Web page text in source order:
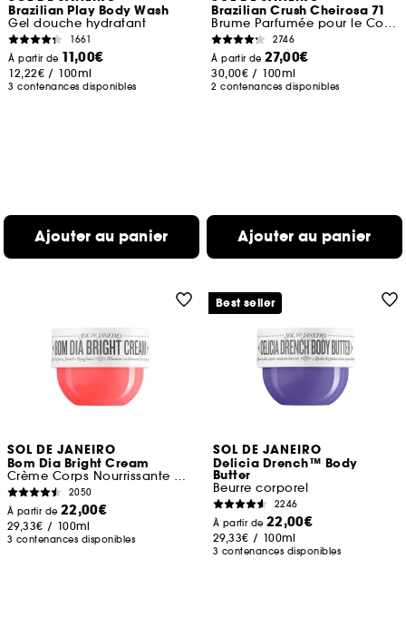
Brazilian Play Body Wash
Gel douche hydratant
1661
À partir de 11,00€
12,22€ / 100ml
3 contenances disponibles
Ajouter au panier
Brazilian Crush Cheirosa 71
Brume Parfumée pour le Corps et les cheveux
2746
À partir de27,00€
30,00€ / 100ml
2 contenances disponibles
Ajouter au panier
SOL DE JANEIRO
Bom Dia Bright Cream
Crème Corps Nourrissante et Exfoliante
2050
À partir de 22,00€
29,33€ / 100ml
3 contenances disponibles
SOL DE JANEIRO
Delicia Drench™ Body
Butter
Beurre corporel
2246
À partir de 22,00€
29,33€ / 100ml
3 contenances disponibles
Best seller